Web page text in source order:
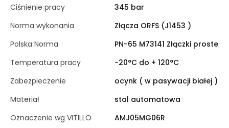
Ciśnienie pracy
345 bar
Norma wykonania
Złącza ORFS (J1453 )
Polska Norma
PN-65 M73141 Złączki proste
Temperatura pracy
-20°C do + 120°C
Zabezpieczenie
ocynk ( w pasywacji białej )
Materiał
stal automatowa
Oznaczenie wg VITILLO
AMJ05MG06R